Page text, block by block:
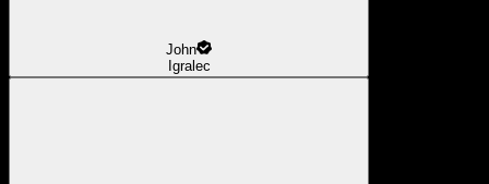
John
Igralec